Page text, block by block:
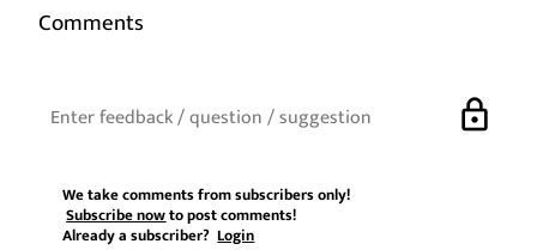
Comments
lock
We take comments from subscribers only!
Subscribe nowto post comments!
Already a subscriber?Login